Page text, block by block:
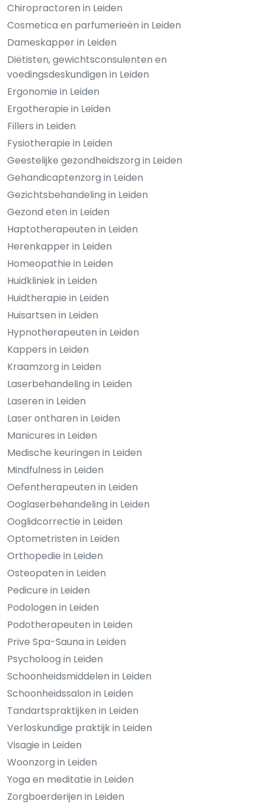
Chiropractoren in Leiden
Cosmetica en parfumerieën in Leiden
Dameskapper in Leiden
Diëtisten, gewichtsconsulenten en
voedingsdeskundigen in Leiden
Ergonomie in Leiden
Ergotherapie in Leiden
Fillers in Leiden
Fysiotherapie in Leiden
Geestelijke gezondheidszorg in Leiden
Gehandicaptenzorg in Leiden
Gezichtsbehandeling in Leiden
Gezond eten in Leiden
Haptotherapeuten in Leiden
Herenkapper in Leiden
Homeopathie in Leiden
Huidkliniek in Leiden
Huidtherapie in Leiden
Huisartsen in Leiden
Hypnotherapeuten in Leiden
Kappers in Leiden
Kraamzorg in Leiden
Laserbehandeling in Leiden
Laseren in Leiden
Laser ontharen in Leiden
Manicures in Leiden
Medische keuringen in Leiden
Mindfulness in Leiden
Oefentherapeuten in Leiden
Ooglaserbehandeling in Leiden
Ooglidcorrectie in Leiden
Optometristen in Leiden
Orthopedie in Leiden
Osteopaten in Leiden
Pedicure in Leiden
Podologen in Leiden
Podotherapeuten in Leiden
Prive Spa-Sauna in Leiden
Psycholoog in Leiden
Schoonheidsmiddelen in Leiden
Schoonheidssalon in Leiden
Tandartspraktijken in Leiden
Verloskundige praktijk in Leiden
Visagie in Leiden
Woonzorg in Leiden
Yoga en meditatie in Leiden
Zorgboerderijen in Leiden